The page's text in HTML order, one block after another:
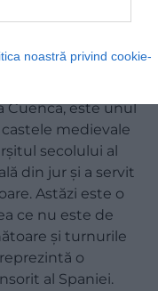
noastră privind cookie-
Cuenca, este unul
medievale
secolului al
din jur și a servit
Astăzi este o
ce nu este de
și turnurile
o
al Spaniei.